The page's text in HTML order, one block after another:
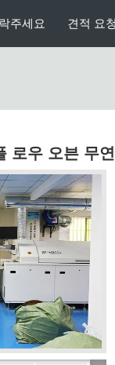
주세요 견적 요청
로우 오븐 무